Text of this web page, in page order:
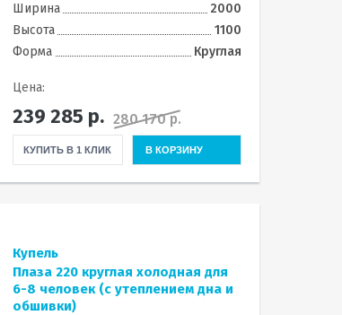
Ширина
2000
Высота
1100
Форма
Круглая
Цена:
239 285 р. 280 170 р.
КУПИТЬ В 1 КЛИК В КОРЗИНУ
Купель
Плаза 220 круглая холодная для
6-8 человек (с утеплением дна и
обшивки)